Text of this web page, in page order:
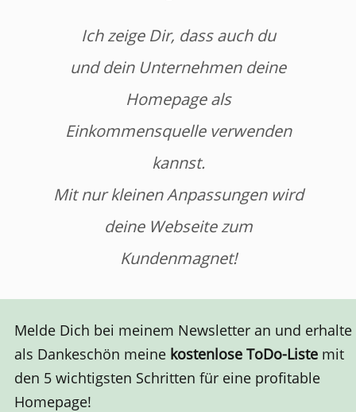
Ich zeige Dir, dass auch du
und dein Unternehmen deine
Homepage als
Einkommensquelle verwenden
kannst.
Mit nur kleinen Anpassungen wird
deine Webseite zum
Kundenmagnet!
Melde Dich bei meinem Newsletter an und erhalte
als Dankeschön meine kostenlose ToDo-Liste mit
den 5 wichtigsten Schritten für eine profitable
Homepage!